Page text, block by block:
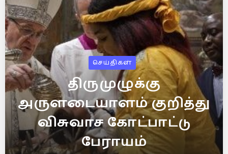
செய்திகள்
திருமுழுக்கு
அருளடையாளம் குறித்து
விசுவாச கோட்பாட்டு
பேராயம்